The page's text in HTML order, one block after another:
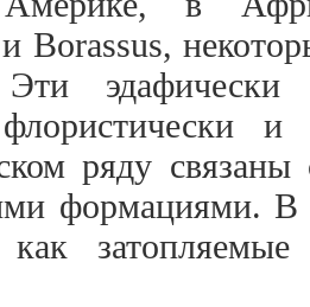
Borassus,
эдафически
ряду
формациями. В
как